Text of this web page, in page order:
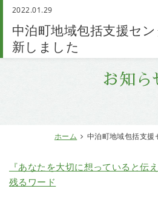
お知ら
ホーム 中泊町地域包括支
2022.01.29
中泊町地域包括支援セ
新しました
『あなたを大切に想っていると伝
残るワード